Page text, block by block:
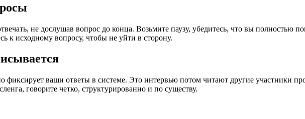
не дослушав вопрос до конца. Возьмите паузу, убедитесь, что вы полностью
к исходному вопросу, чтобы не уйти в сторону.
фиксирует ваши ответы в системе. Это интервью потом читают другие участники
говорите четко, структурированно и по существу.